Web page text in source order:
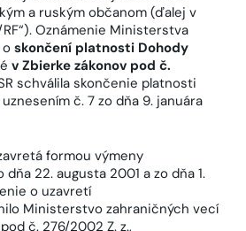
a ruským občanom (ďalej v
Oznámenie Ministerstva
o skončení platnosti Dohody
v Zbierke zákonov pod č.
schválila skončenie platnosti
č. 7 zo dňa 9. januára
formou výmeny
22. augusta 2001 a zo dňa 1.
o uzavretí
Ministerstvo zahraničných vecí
č. 276/2002 Z. z.,